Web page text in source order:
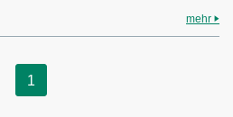
mehr
1